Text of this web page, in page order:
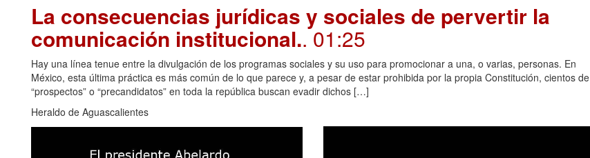
La consecuencias jurídicas y sociales de pervertir la
comunicación institucional.. 01:25
Hay una línea tenue entre la divulgación de los programas sociales y su uso para promocionar a una, o varias, personas. En
México, esta última práctica es más común de lo que parece y, a pesar de estar prohibida por la propia Constitución, cientos de
“prospectos” o “precandidatos” en toda la república buscan evadir dichos […]
Heraldo de Aguascalientes